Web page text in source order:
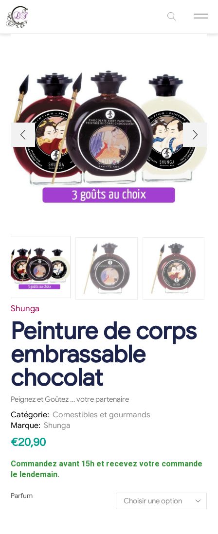
Shunga
Peinture de corps
embrassable
chocolat
Peignez et Goûtez … votre partenaire
Catégorie: Comestibles et gourmands
Marque: Shunga
€20,90
Commandez avant 15h et recevez votre commande
le lendemain.
Parfum